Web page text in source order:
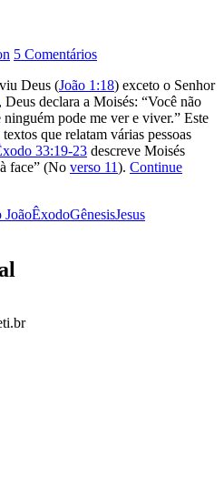
5 Comentários
Deus (João 1:18) exceto o Senhor
, Deus declara a Moisés: “Você não
pode me ver e viver.” Este
que relatam várias pessoas
33:19-23 descreve Moisés
face” (No verso 11). Continue
JoãoÊxodoGênesisJesus